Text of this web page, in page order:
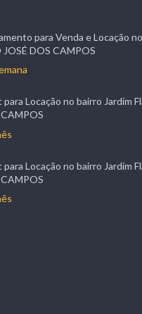
para Venda e Locação
DOS CAMPOS
Locação no bairro Jardim
Locação no bairro Jardim